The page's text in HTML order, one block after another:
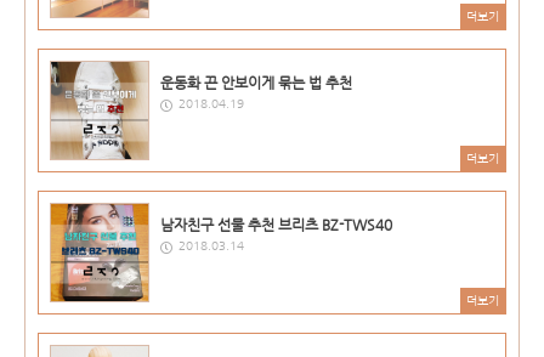
더보기
운동화 끈 안보이게 묶는 법 추천
2018.04.19
더보기
남자친구 선물 추천 브리츠 BZ-TWS40
2018.03.14
더보기